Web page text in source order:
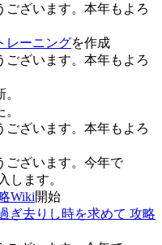
ざいます。本年もよろ
レーニングを作成
ざいます。本年もよろ
ざいます。本年もよろ
ございます。今年で
します。
Wiki開始
ぎ去りし時を求めて 攻略